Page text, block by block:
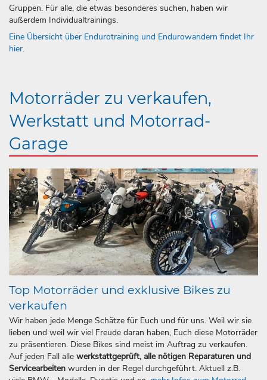
Gruppen. Für alle, die etwas besonderes suchen, haben wir
außerdem Individualtrainings.
Eine Übersicht über Endurotraining und Endurowandern findet Ihr
hier.
Motorräder zu verkaufen,
Werkstatt und Motorrad-
Garage
Top Motorräder und exklusive Bikes zu
verkaufen
Wir haben jede Menge Schätze für Euch und für uns. Weil wir sie
lieben und weil wir viel Freude daran haben, Euch diese Motorräder
zu präsentieren. Diese Bikes sind meist im Auftrag zu verkaufen.
Auf jeden Fall alle werkstattgeprüft, alle nötigen Reparaturen und
Servicearbeiten wurden in der Regel durchgeführt. Aktuell z.B.